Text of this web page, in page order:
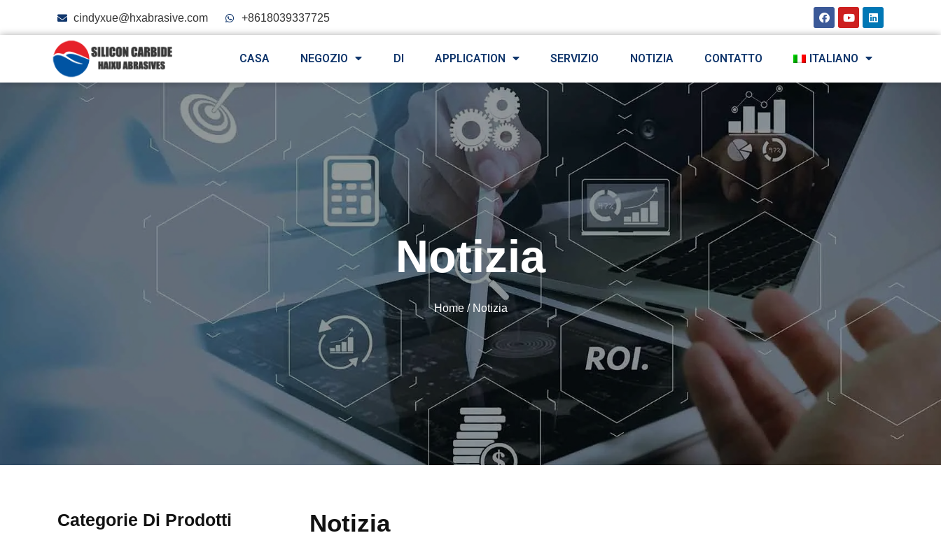
cindyxue@hxabrasive.com +8618039337725
CASA NEGOZIO DI APPLICATION SERVIZIO NOTIZIA CONTATTO ITALIANO
Notizia
Home/ Notizia
Categorie Di Prodotti Notizia